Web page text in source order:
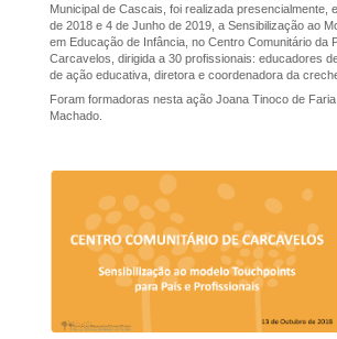
Municipal de Cascais, foi realizada presencialmente,
de 2018 e 4 de Junho de 2019, a Sensibilização ao
em Educação de Infância, no Centro Comunitário da
Carcavelos, dirigida a 30 profissionais: educadores
de ação educativa, diretora e coordenadora da
Foram formadoras nesta ação Joana Tinoco de
Machado.